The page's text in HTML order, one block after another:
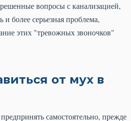
вопросы с канализацией,
более серьезная проблема,
этих "тревожных звоночков"
от мух в
самостоятельно, прежде